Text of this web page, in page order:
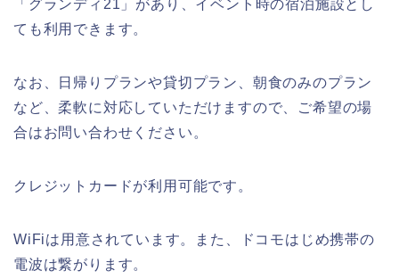
「グランディ21」があり、イベント時の宿泊施設とし
ても利用できます。
なお、日帰りプランや貸切プラン、朝食のみのプラン
など、柔軟に対応していただけますので、ご希望の場
合はお問い合わせください。
クレジットカードが利用可能です。
WiFiは用意されています。また、ドコモはじめ携帯の
電波は繋がります。